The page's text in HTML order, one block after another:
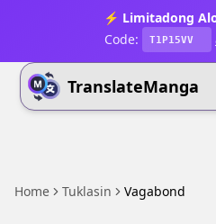
⚡ Limitadong
Code:
T1P15VV
TranslateManga
Home Tuklasin Vagabond